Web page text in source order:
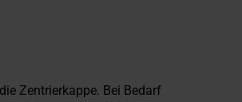
Zentrierkappe. Bei Bedarf